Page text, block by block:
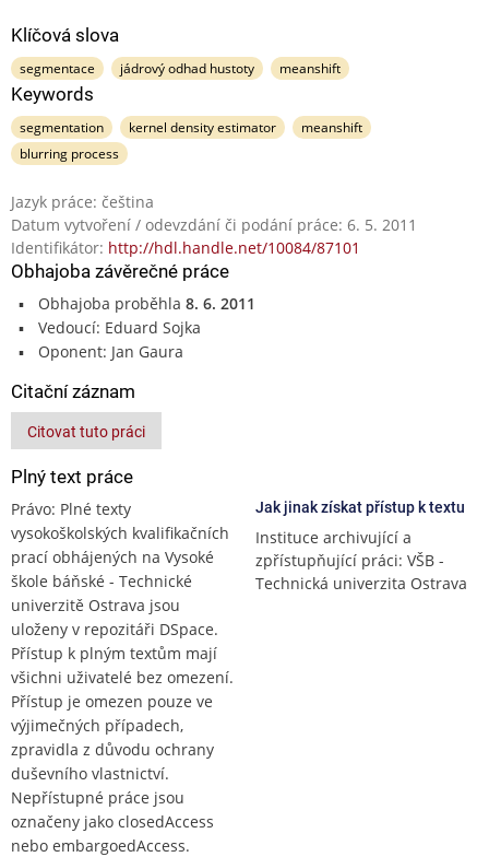
Klíčová slova
segmentace jádrový odhad hustoty meanshift
Keywords
segmentation kernel density estimator
meanshift
blurring process
Jazyk práce: čeština
Datum vytvoření / odevzdání či podání práce: 6. 5. 2011
Identifikátor: http://hdl.handle.net/10084/87101
Obhajoba závěrečné práce
Obhajoba proběhla 8. 6. 2011
Vedoucí: Eduard Sojka
Oponent: Jan Gaura
Citační záznam
Citovat tuto práci
Plný text práce
Právo: Plné texty
vysokoškolských kvalifikačních
prací obhájených na Vysoké
škole báňské - Technické
univerzitě Ostrava jsou
uloženy v repozitáři DSpace.
Přístup k plným textům mají
všichni uživatelé bez omezení.
Přístup je omezen pouze ve
výjimečných případech,
zpravidla z důvodu ochrany
duševního vlastnictví.
Nepřístupné práce jsou
označeny jako closedAccess
nebo embargoedAccess.
Jak jinak získat přístup k textu
Instituce archivující a
zpřístupňující práci: VŠB -
Technická univerzita Ostrava